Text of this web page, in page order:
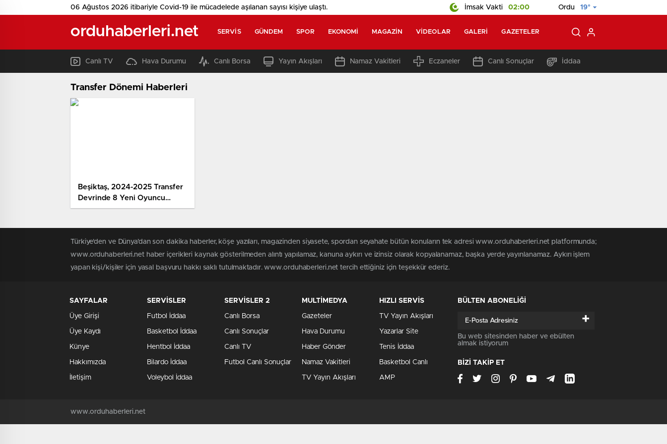
06 Ağustos 2026 itibariyle Covid-19 ile mücadelede aşılanan sayısı kişiye ulaştı. İmsak Vakti 02:00 Ordu 19°
orduhaberleri.net SERVIS GÜNDEM SPOR EKONOMI MAGAZIN VIDEOLAR GALERI GAZETELER
Canlı TV Hava Durumu Canlı Borsa Yayın Akışları Namaz Vakitleri Eczaneler Canlı Sonuçlar İddaa
Transfer Dönemi Haberleri
Beşiktaş, 2024-2025 Transfer
Devrinde 8 Yeni Oyuncu
Takımına Kattı
Türkiye'den ve Dünya’dan son dakika haberler, köşe yazıları, magazinden siyasete, spordan seyahate bütün konuların tek adresi www.orduhaberleri.net platformunda;
www.orduhaberleri.net haber içerikleri kaynak gösterilmeden alıntı yapılamaz, kanuna aykırı ve izinsiz olarak kopyalanamaz, başka yerde yayınlanamaz. Aykırı işlem
yapan kişi/kişiler için yasal başvuru hakkı saklı tutulmaktadır. www.orduhaberleri.net tercih ettiğiniz için teşekkür ederiz.
SAYFALAR
Üye Girişi
Üye Kaydı
Künye
Hakkımızda
İletişim
SERVİSLER
Futbol İddaa
Basketbol İddaa
Hentbol İddaa
Bilardo İddaa
Voleybol İddaa
SERVİSLER 2
Canlı Borsa
Canlı Sonuçlar
Canlı TV
Futbol Canlı Sonuçlar
MULTİMEDYA
Gazeteler
Hava Durumu
Haber Gönder
Namaz Vakitleri
TV Yayın Akışları
HIZLI SERVİS
TV Yayın Akışları
Yazarlar Site
Tenis İddaa
Basketbol Canlı
AMP
BÜLTEN ABONELİĞİ
+
Bu web sitesinden haber ve ebülten
almak istiyorum
BİZİ TAKİP ET
www.orduhaberleri.net